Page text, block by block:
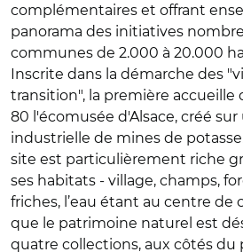
complémentaires et offrant
panorama des initiatives
communes de 2.000 à 20.000
Inscrite dans la démarche des
transition", la première accueille
80 l'écomusée d'Alsace, créé
industrielle de mines de
site est particulièrement riche
ses habitats - village, champs,
friches, l’eau étant au centre de
que le patrimoine naturel est
quatre collections, aux côtés du